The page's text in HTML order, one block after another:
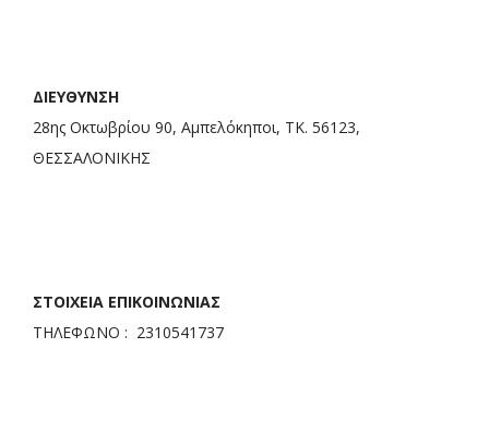
ΔΙΕΥΘΥΝΣΗ
28ης Οκτωβρίου 90, Αμπελόκηποι, ΤΚ. 56123,
ΘΕΣΣΑΛΟΝΙΚΗΣ
ΣΤΟΙΧΕΙΑ ΕΠΙΚΟΙΝΩΝΙΑΣ
ΤΗΛΕΦΩΝΟ : 2310541737